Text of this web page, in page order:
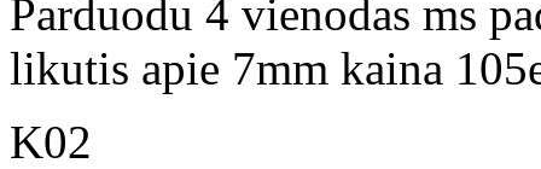
Parduodu 4 vienodas ms
likutis apie 7mm kaina
K02